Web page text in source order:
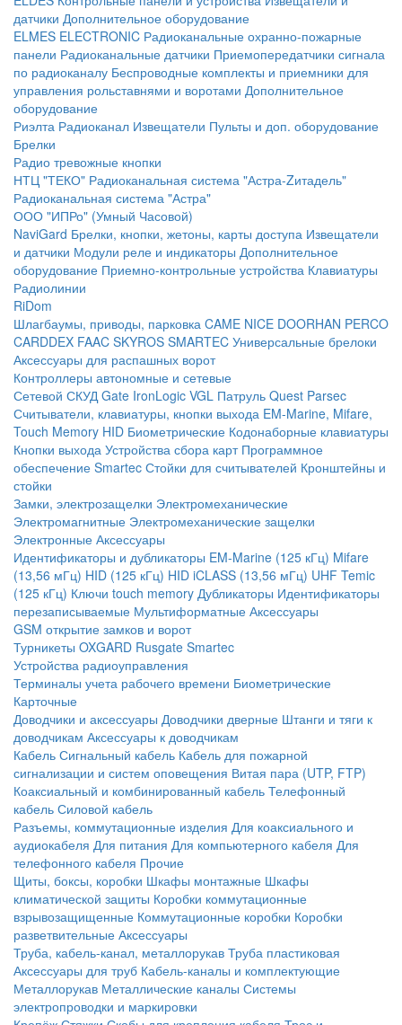
датчики Дополнительное оборудование
ELMES ELECTRONIC Радиоканальные охранно-пожарные
панели Радиоканальные датчики Приемопередатчики сигнала
по радиоканалу Беспроводные комплекты и приемники для
управления рольставнями и воротами Дополнительное
оборудование
Риэлта Радиоканал Извещатели Пульты и доп. оборудование
Брелки
Радио тревожные кнопки
НТЦ "ТЕКО" Радиоканальная система "Астра-Zитадель"
Радиоканальная система "Астра"
ООО "ИПРо" (Умный Часовой)
NaviGard Брелки, кнопки, жетоны, карты доступа Извещатели
и датчики Модули реле и индикаторы Дополнительное
оборудование Приемно-контрольные устройства Клавиатуры
Радиолинии
RiDom
Шлагбаумы, приводы, парковка CAME NICE DOORHAN PERCO
CARDDEX FAAC SKYROS SMARTEC Универсальные брелоки
Аксессуары для распашных ворот
Контроллеры автономные и сетевые
Сетевой СКУД Gate IronLogic VGL Патруль Quest Parsec
Считыватели, клавиатуры, кнопки выхода EM-Marine, Mifare,
Touch Memory HID Биометрические Кодонаборные клавиатуры
Кнопки выхода Устройства сбора карт Программное
обеспечение Smartec Стойки для считывателей Кронштейны и
стойки
Замки, электрозащелки Электромеханические
Электромагнитные Электромеханические защелки
Электронные Аксессуары
Идентификаторы и дубликаторы EM-Marine (125 кГц) Mifare
(13,56 мГц) HID (125 кГц) HID iCLASS (13,56 мГц) UHF Temic
(125 кГц) Ключи touch memory Дубликаторы Идентификаторы
перезаписываемые Мультиформатные Аксессуары
GSM открытие замков и ворот
Турникеты OXGARD Rusgate Smartec
Устройства радиоуправления
Терминалы учета рабочего времени Биометрические
Карточные
Доводчики и аксессуары Доводчики дверные Штанги и тяги к
доводчикам Аксессуары к доводчикам
Кабель Сигнальный кабель Кабель для пожарной
сигнализации и систем оповещения Витая пара (UTP, FTP)
Коаксиальный и комбинированный кабель Телефонный
кабель Силовой кабель
Разъемы, коммутационные изделия Для коаксиального и
аудиокабеля Для питания Для компьютерного кабеля Для
телефонного кабеля Прочие
Щиты, боксы, коробки Шкафы монтажные Шкафы
климатической защиты Коробки коммутационные
взрывозащищенные Коммутационные коробки Коробки
разветвительные Аксессуары
Труба, кабель-канал, металлорукав Труба пластиковая
Аксессуары для труб Кабель-каналы и комплектующие
Металлорукав Металлические каналы Системы
электропроводки и маркировки